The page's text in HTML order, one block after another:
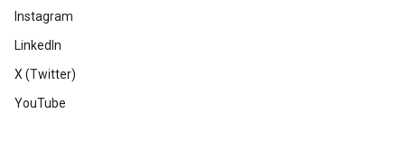
Instagram
LinkedIn
X (Twitter)
YouTube